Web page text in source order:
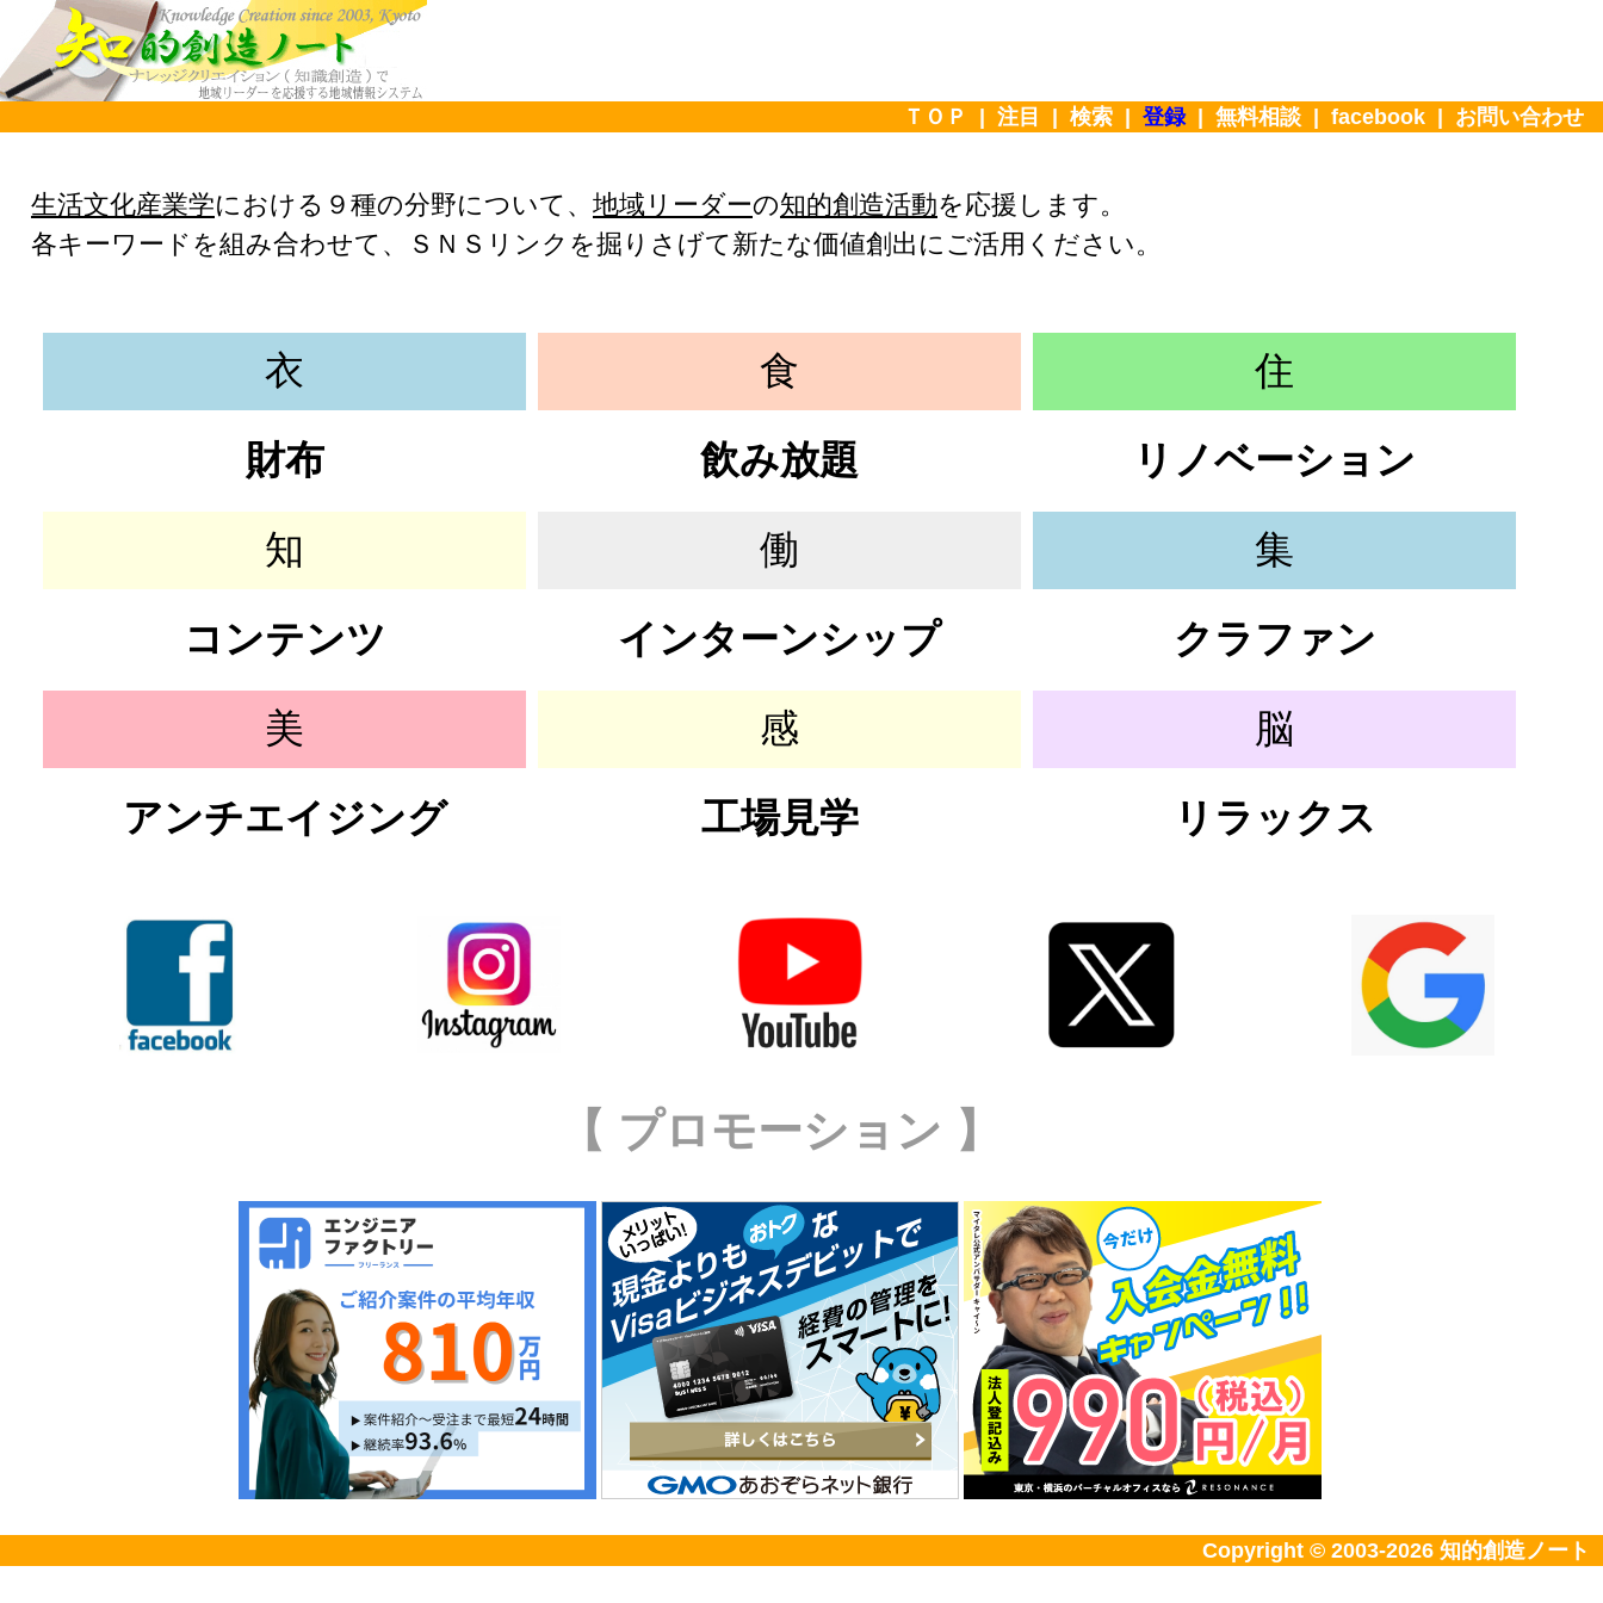
ＴＯＰ 注目 検索 登録 無料相談 facebook お問い合わせ
生活文化産業学における９種の分野について、 地域リーダーの知的創造活動を応援します。
各キーワードを組み合わせて、ＳＮＳリンクを掘りさげて新たな価値創出にご活用ください。
衣 食 住
財布 飲み放題 リノベーション
知 働 集
コンテンツ インターンシップ クラファン
美 感 脳
アンチエイジング 工場見学 リラックス
【 プロモーション 】
Copyright © 2003-2026 知的創造ノート